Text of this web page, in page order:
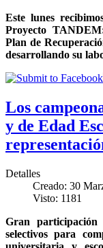
Este lunes
Proyecto
Plan de
desarrollando su
Los
y de Edad
Detalles
Creado: 30
Visto: 1181
Gran
selectivos para